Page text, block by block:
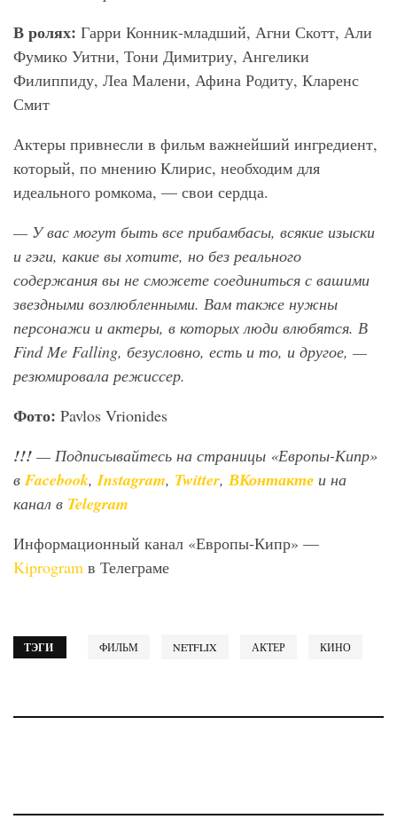
В ролях: Гарри Конник-младший, Агни Скотт, Али
Фумико Уитни, Тони Димитриу, Ангелики
Филиппиду, Леа Малени, Афина Родиту, Кларенс
Смит
Актеры привнесли в фильм важнейший ингредиент,
который, по мнению Клирис, необходим для
идеального ромкома, — свои сердца.
— У вас могут быть все прибамбасы, всякие изыски
и гэги, какие вы хотите, но без реального
содержания вы не сможете соединиться с вашими
звездными возлюбленными. Вам также нужны
персонажи и актеры, в которых люди влюбятся. В
Find Me Falling, безусловно, есть и то, и другое, —
резюмировала режиссер.
Фото: Pavlos Vrionides
!!! — Подписывайтесь на страницы «Европы-Кипр»
вFacebook,Instagram, Twitter, ВКонтакте и на
канал в Telegram
Информационный канал «Европы-Кипр» —
Kiprogram в Телеграме
ТЭГИ ФИЛЬМ NETFLIX АКТЕР КИНО